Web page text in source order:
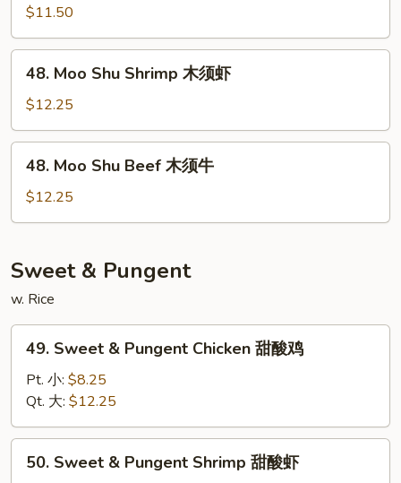
Shu
Pork
木
$11.50
Moo
Shu
Shrimp
木
48. Moo Shu Shrimp 木须虾
$12.25
Moo
Shu
Beef
须
牛
48. Moo Shu Beef 木须牛
$12.25
Sweet & Pungent
w. Rice
Sweet
Pungent
Chicken
甜
49. Sweet & Pungent Chicken 甜酸鸡
Pt. 小: $8.25
Qt. 大: $12.25
Sweet
50. Sweet & Pungent Shrimp 甜酸虾